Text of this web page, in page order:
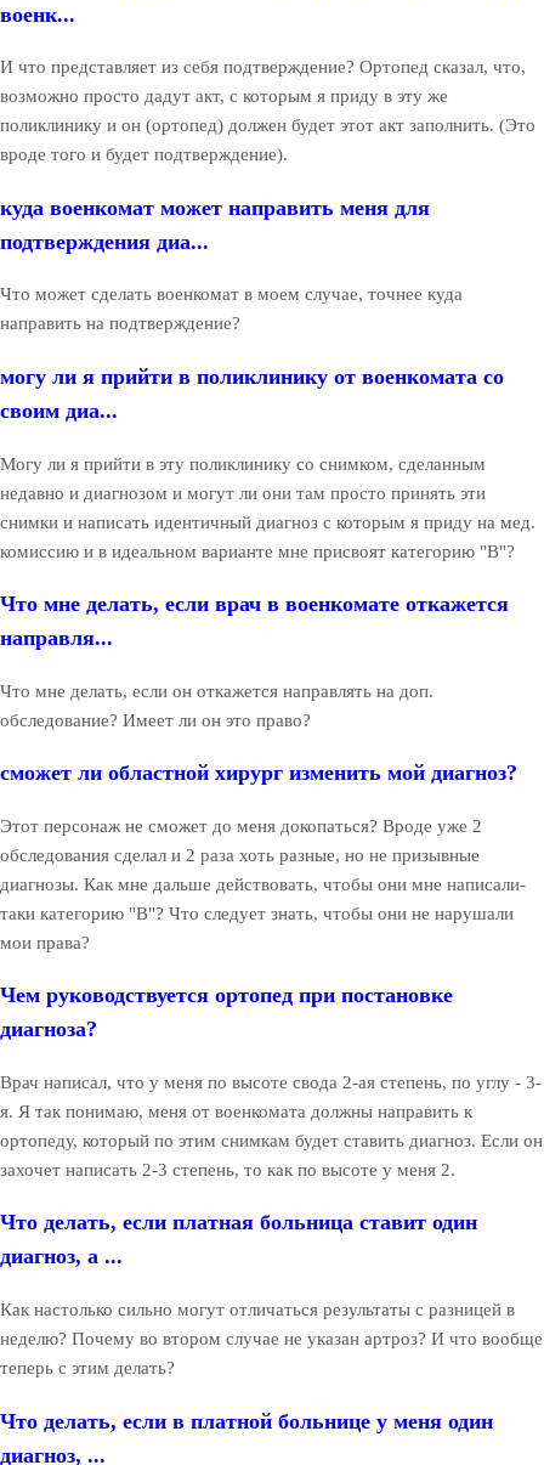
военк...
И что представляет из себя подтверждение? Ортопед сказал, что,
возможно просто дадут акт, с которым я приду в эту же
поликлинику и он (ортопед) должен будет этот акт заполнить. (Это
вроде того и будет подтверждение).
куда военкомат может направить меня для
подтверждения диа...
Что может сделать военкомат в моем случае, точнее куда
направить на подтверждение?
могу ли я прийти в поликлинику от военкомата со
своим диа...
Могу ли я прийти в эту поликлинику со снимком, сделанным
недавно и диагнозом и могут ли они там просто принять эти
снимки и написать идентичный диагноз с которым я приду на мед.
комиссию и в идеальном варианте мне присвоят категорию "В"?
Что мне делать, если врач в военкомате откажется
направля...
Что мне делать, если он откажется направлять на доп.
обследование? Имеет ли он это право?
сможет ли областной хирург изменить мой диагноз?
Этот персонаж не сможет до меня докопаться? Вроде уже 2
обследования сделал и 2 раза хоть разные, но не призывные
диагнозы. Как мне дальше действовать, чтобы они мне написали-
таки категорию "В"? Что следует знать, чтобы они не нарушали
мои права?
Чем руководствуется ортопед при постановке
диагноза?
Врач написал, что у меня по высоте свода 2-ая степень, по углу - 3-
я. Я так понимаю, меня от военкомата должны направить к
ортопеду, который по этим снимкам будет ставить диагноз. Если он
захочет написать 2-3 степень, то как по высоте у меня 2.
Что делать, если платная больница ставит один
диагноз, а ...
Как настолько сильно могут отличаться результаты с разницей в
неделю? Почему во втором случае не указан артроз? И что вообще
теперь с этим делать?
Что делать, если в платной больнице у меня один
диагноз, ...